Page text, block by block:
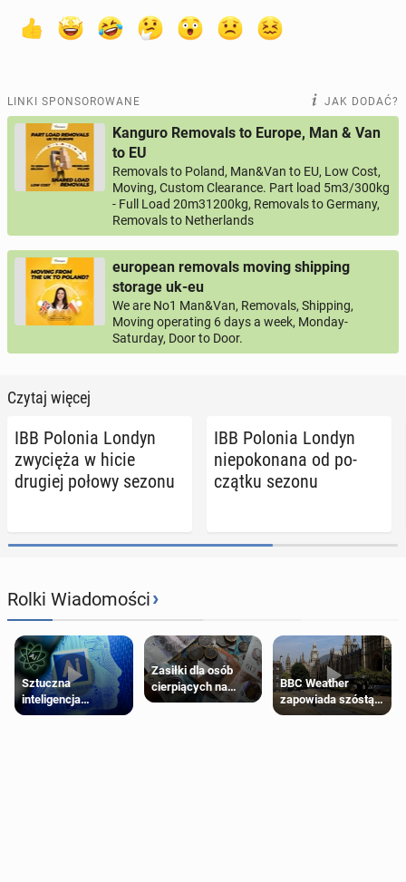
LINKI SPONSOROWANE JAK DODAĆ?
Kanguro Removals to Europe, Man & Van
to EU
Removals to Poland, Man&Van to EU, Low Cost,
Moving, Custom Clearance. Part load 5m3/300kg
- Full Load 20m31200kg, Removals to Germany,
Removals to Netherlands
european removals moving shipping
storage uk-eu
We are No1 Man&Van, Removals, Shipping,
Moving operating 6 days a week, Monday-
Saturday, Door to Door.
Czytaj więcej
IBB Polonia Londyn
zwy­cię­ża w hicie
drugiej połowy sezonu
IBB Polonia Londyn
nie­po­ko­na­na od po­
cząt­ku sezonu
Rolki Wiadomości›
Sztuczna
inteligencja
próbowała oszukać
Zasiłki dla osób
cierpiących na
schorzenia
BBC Weather
zapowiada szóstą
falę upałów w